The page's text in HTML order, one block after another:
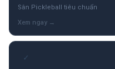
Sân Pickleball tiêu chuẩn
✓